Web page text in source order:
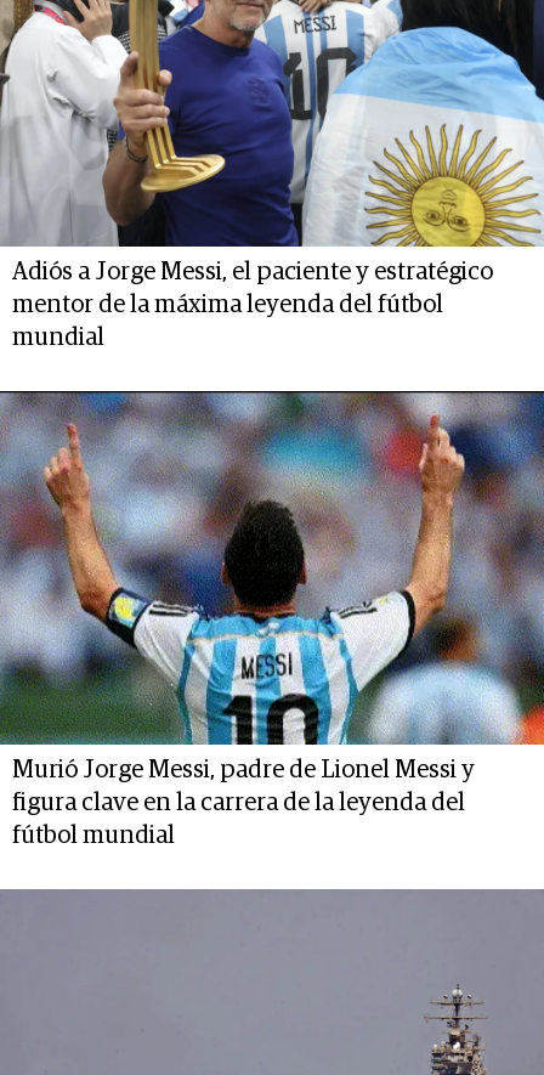
Adiós a Jorge Messi, el paciente y estratégico
mentor de la máxima leyenda del fútbol
mundial
Murió Jorge Messi, padre de Lionel Messi y
figura clave en la carrera de la leyenda del
fútbol mundial